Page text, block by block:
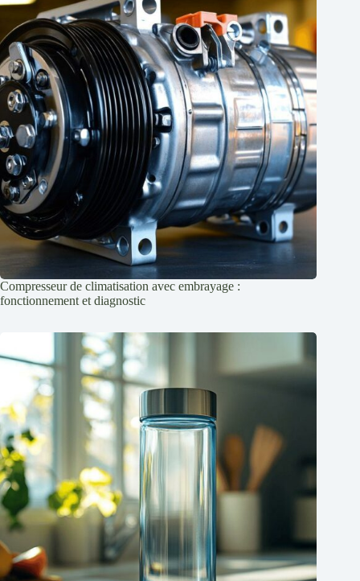
Compresseur de climatisation avec embrayage :
fonctionnement et diagnostic